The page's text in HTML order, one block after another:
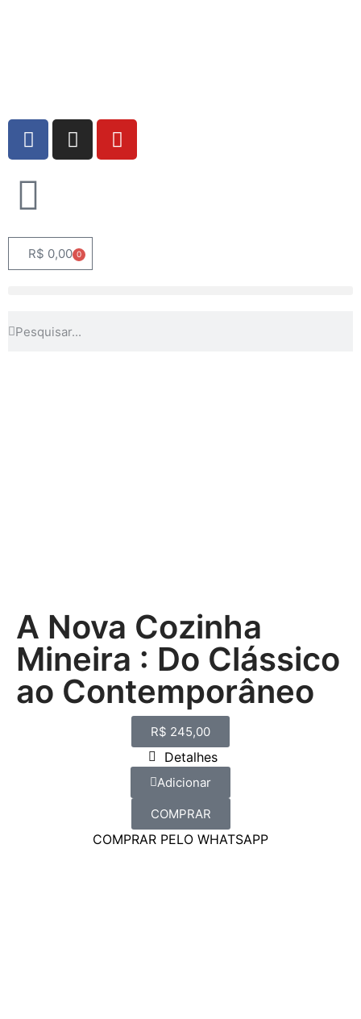
R$ 0,00 0
A Nova Cozinha
Mineira : Do Clássico
ao Contemporâneo
R$ 245,00
Detalhes
Adicionar
COMPRAR
COMPRAR PELO WHATSAPP